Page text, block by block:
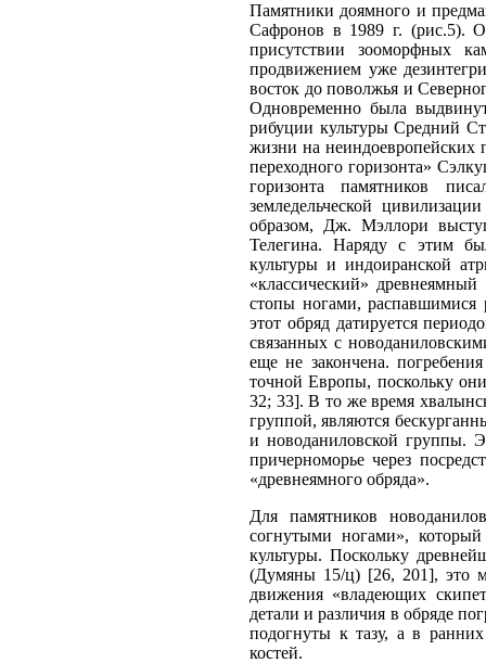
Памятники доямного и
Сафронов в 1989 г. (рис.5).
присутствии зооморфных
продвижением уже
восток до поволжья и
Одновременно была
рибуции культуры Средний
жизни на неиндоевропейских
переходного горизонта»
горизонта памятников
земледельческой
образом, Дж. Мэллори
Телегина. Наряду с этим
культуры и индоиранской
«классический»
стопы ногами, распавшимися
этот обряд датируется
связанных с
еще не закончена.
точной Европы, поскольку
32; 33]. В то же время
группой, являются
и новоданиловской группы.
причерноморье через
«древнеямного обряда».
Для памятников
согнутыми ногами»,
культуры. Поскольку
(Думяны 15/ц) [26, 201], это
движения «владеющих
детали и различия в обряде
подогнуты к тазу, а в
костей.